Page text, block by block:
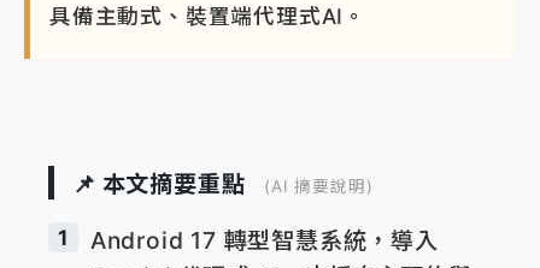
具備主動式、裝置端代理式AI。
📌 本文摘要重點 (AI 摘要說明)
1
Android 17 轉型智慧系統，導入